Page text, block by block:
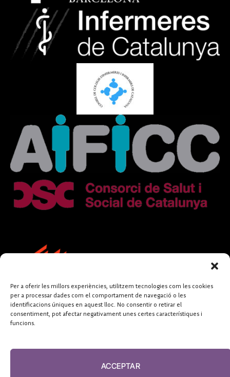
Per a oferir les millors experiències, utilitzem tecnologies com les cookies
per a processar dades com el comportament de navegació o les
identificacions úniques en aquest lloc. No consentir o retirar el
consentiment, pot afectar negativament unes certes característiques i
funcions.
ACCEPTAR
FUNDACIÓ